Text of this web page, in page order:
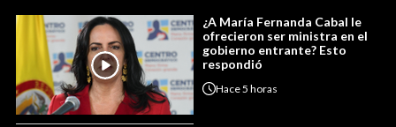
¿A María Fernanda Cabal le
ofrecieron ser ministra en el
gobierno entrante? Esto
respondió
Hace5 horas